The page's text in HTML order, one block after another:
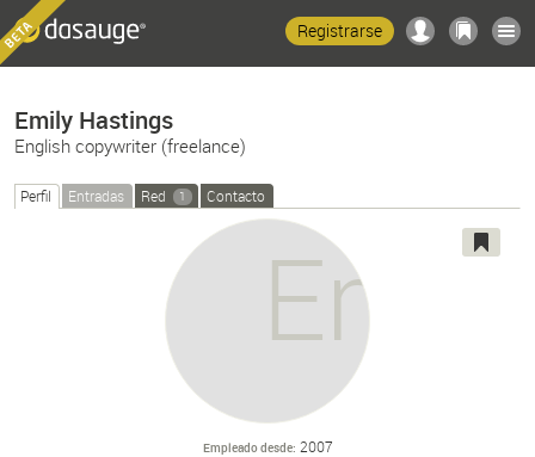
Registrarse
Emily Hastings
English copywriter (freelance)
Perfil Entradas Red 1 Contacto
Empleado desde 2007